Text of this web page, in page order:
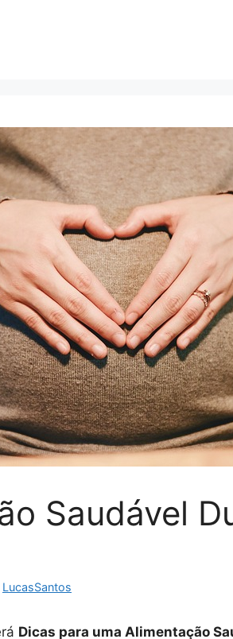
Saudável
LucasSantos
Dicas para uma Alimentação